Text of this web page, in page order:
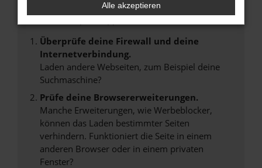
Beim Laden ist ein Fehler aufgetreten.
Überprüfe deine Firewall und deine
Internetverbindung.
Laden andere Webseiten, zum Beispiel deine
Suchmaschine?
Prüfe deine Browsererweiterungen.
Manche Erweiterungen, wie Werbeblocker,
können das Laden bestimmter Seiten
verhindern. Funktioniert die Seite in einem
anderen Browser oder in einem privaten
Fenster?
Alle akzeptieren